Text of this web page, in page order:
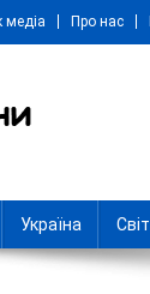
медіа Про нас
Україна Світ